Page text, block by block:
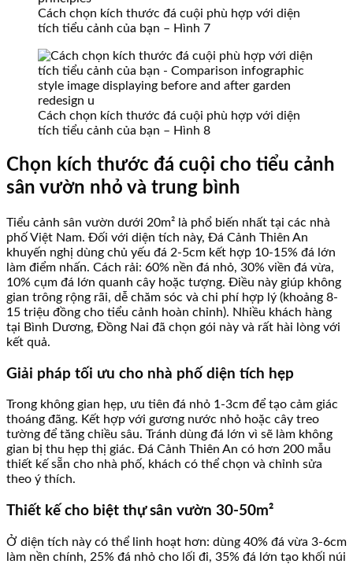
Cách chọn kích thước đá cuội phù hợp với diện
tích tiểu cảnh của bạn – Hình 7
Cách chọn kích thước đá cuội phù hợp với diện
tích tiểu cảnh của bạn – Hình 8
Chọn kích thước đá cuội cho tiểu cảnh
sân vườn nhỏ và trung bình
Tiểu cảnh sân vườn dưới 20m² là phổ biến nhất tại các nhà
phố Việt Nam. Đối với diện tích này, Đá Cảnh Thiên An
khuyến nghị dùng chủ yếu đá 2-5cm kết hợp 10-15% đá lớn
làm điểm nhấn. Cách rải: 60% nền đá nhỏ, 30% viền đá vừa,
10% cụm đá lớn quanh cây hoặc tượng. Điều này giúp không
gian trông rộng rãi, dễ chăm sóc và chi phí hợp lý (khoảng 8-
15 triệu đồng cho tiểu cảnh hoàn chỉnh). Nhiều khách hàng
tại Bình Dương, Đồng Nai đã chọn gói này và rất hài lòng với
kết quả.
Giải pháp tối ưu cho nhà phố diện tích hẹp
Trong không gian hẹp, ưu tiên đá nhỏ 1-3cm để tạo cảm giác
thoáng đãng. Kết hợp với gương nước nhỏ hoặc cây treo
tường để tăng chiều sâu. Tránh dùng đá lớn vì sẽ làm không
gian bị thu hẹp thị giác. Đá Cảnh Thiên An có hơn 200 mẫu
thiết kế sẵn cho nhà phố, khách có thể chọn và chỉnh sửa
theo ý thích.
Thiết kế cho biệt thự sân vườn 30-50m²
Ở diện tích này có thể linh hoạt hơn: dùng 40% đá vừa 3-6cm
làm nền chính, 25% đá nhỏ cho lối đi, 35% đá lớn tạo khối núi